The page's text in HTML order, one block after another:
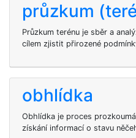
průzkum
Průzkum terénu je sběr a
cílem zjistit přirozené
obhlídka
Obhlídka je proces
získání informací o stavu